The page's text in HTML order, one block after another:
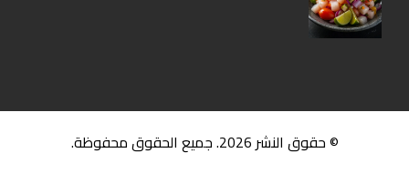
© حقوق النشر 2026. جميع الحقوق محفوظة.